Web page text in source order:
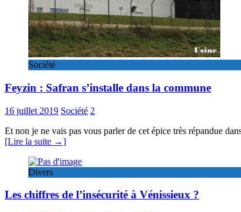
Société
Feyzin : Safran s’installe dans la commune
16 juillet 2019 Société 2
Et non je ne vais pas vous parler de cet épice très répandue
[Lire la suite →]
Divers
Les chiffres de l’insécurité à Vénissieux ?